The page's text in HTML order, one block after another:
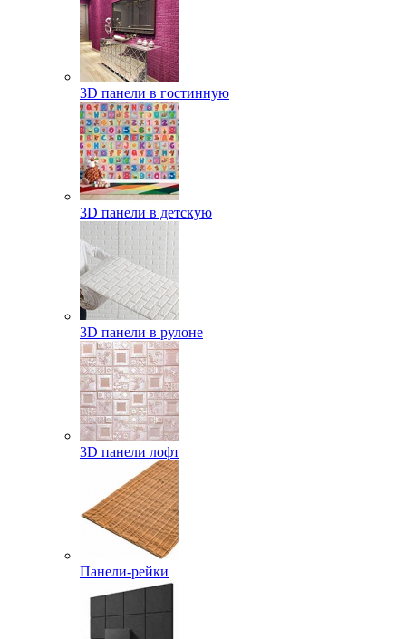
3D панели в гостинную
3D панели в детскую
3D панели в рулоне
3D панели лофт
Панели-рейки